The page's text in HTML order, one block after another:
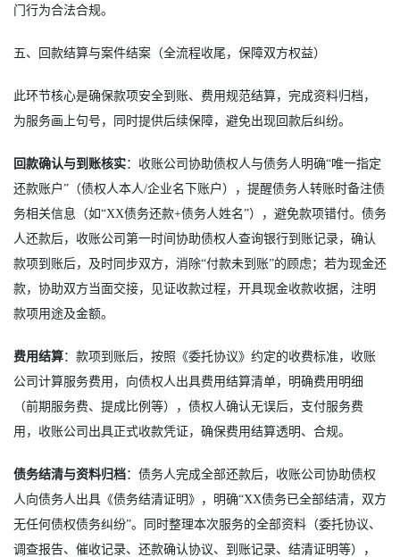
门行为合法合规。
五、回款结算与案件结案（全流程收尾，保障双方权益）
此环节核心是确保款项安全到账、费用规范结算，完成资料归档，
为服务画上句号，同时提供后续保障，避免出现回款后纠纷。
回款确认与到账核实：收账公司协助债权人与债务人明确“唯一指定
还款账户”（债权人本人/企业名下账户），提醒债务人转账时备注债
务相关信息（如“XX债务还款+债务人姓名”），避免款项错付。债务
人还款后，收账公司第一时间协助债权人查询银行到账记录，确认
款项到账后，及时同步双方，消除“付款未到账”的顾虑；若为现金还
款，协助双方当面交接，见证收款过程，开具现金收款收据，注明
款项用途及金额。
费用结算：款项到账后，按照《委托协议》约定的收费标准，收账
公司计算服务费用，向债权人出具费用结算清单，明确费用明细
（前期服务费、提成比例等），债权人确认无误后，支付服务费
用，收账公司出具正式收款凭证，确保费用结算透明、合规。
债务结清与资料归档：债务人完成全部还款后，收账公司协助债权
人向债务人出具《债务结清证明》，明确“XX债务已全部结清，双方
无任何债权债务纠纷”。同时整理本次服务的全部资料（委托协议、
调查报告、催收记录、还款确认协议、到账记录、结清证明等），